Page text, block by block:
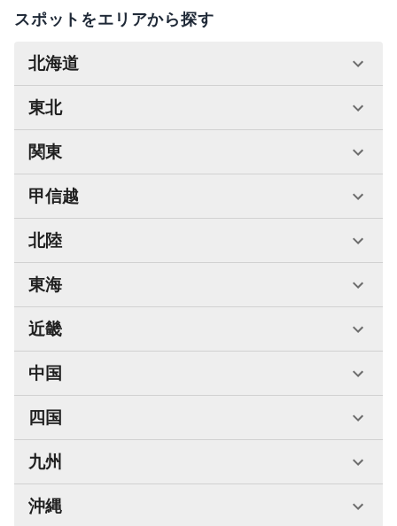
スポットをエリアから探す
北海道
東北
関東
甲信越
北陸
東海
近畿
中国
四国
九州
沖縄